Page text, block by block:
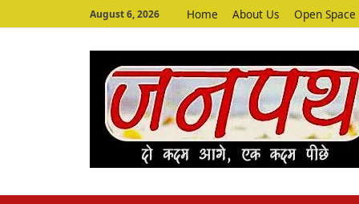
August 6, 2026 Home About Us Open Space